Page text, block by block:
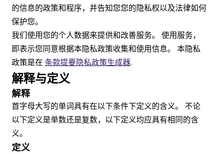
的信息的政策和程序，并告知您您的隐私权以及法律如何
保护您。
我们使用您的个人数据来提供和改善服务。 使用服务，
即表示您同意根据本隐私政策收集和使用信息。 本隐私
政策是在 条款提要隐私政策生成器.
解释与定义
解释
首字母大写的单词具有在以下条件下定义的含义。 不论
以下定义是单数还是复数，以下定义均应具有相同的含
义。
定义